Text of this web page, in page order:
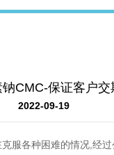
CMC-保证客户
2022-09-19
服各种困难的情况,经